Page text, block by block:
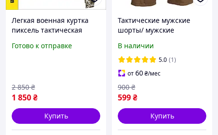
Легкая военная куртка
пиксель тактическая
Tailor Hunter весенняя
Готово к отправке
1 850₴
2 850 ₴
Купить
Тактические мужские
шорты/ мужские
шорты для военных
летние Rip-Stop/
В наличии
5.0 (1)
от60₴/мес
599₴
900 ₴
Купить